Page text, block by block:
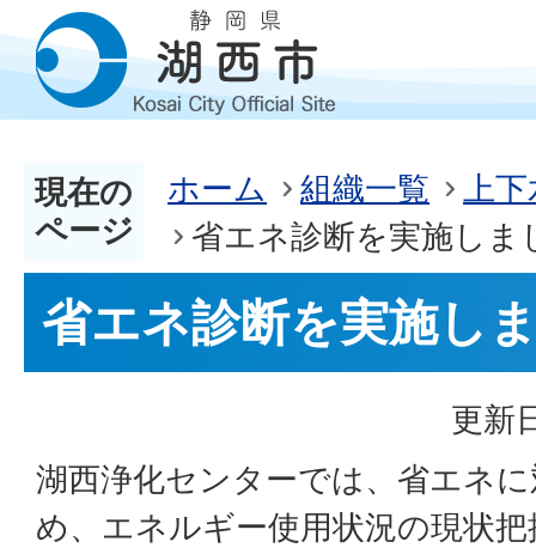
現在の
ページ
ホーム 組織一覧
上下
省エネ診断を実施しま
省エネ診断を実施し
更新
湖西浄化センターでは、省エネ
め、エネルギー使用状況の現状